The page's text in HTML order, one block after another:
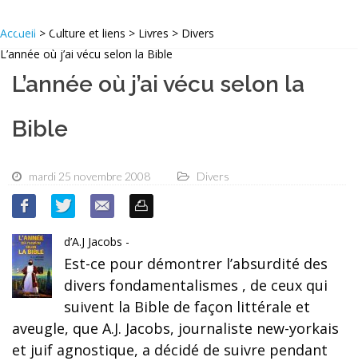
Accueil > Culture et liens > Livres > Divers
L’année où j’ai vécu selon la Bible
L’année où j’ai vécu selon la
Bible
mardi 25 novembre 2008 Divers
d’A.J Jacobs -
Est-ce pour démontrer l’absurdité des
divers fondamentalismes , de ceux qui
suivent la Bible de façon littérale et
aveugle, que A.J. Jacobs, journaliste new-yorkais
et juif agnostique, a décidé de suivre pendant